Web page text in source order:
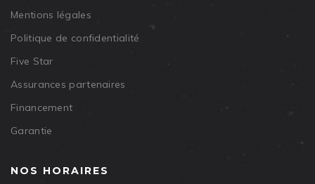
Mentions légales
Politique de confidentialité
Five Star
Assurances partenaires
Financement
Garantie
NOS HORAIRES